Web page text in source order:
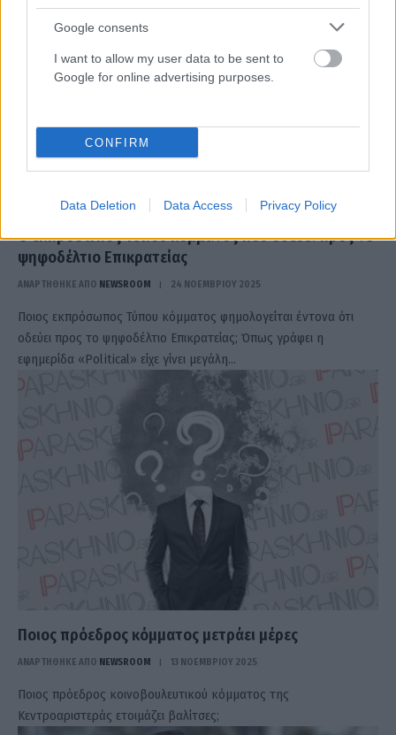
Google consents
I want to allow my user data to be sent to
Google for online advertising purposes.
CONFIRM
Data Deletion Data Access Privacy Policy
Ο εκπρόσωπος Τύπου κόμματος που οδεύει προς το
ψηφοδέλτιο Επικρατείας
ΑΝΑΡΤΗΘΗΚΕ ΑΠΟ NEWSROOM 24 ΝΟΕΜΒΡΊΟΥ 2025
Ποιος εκπρόσωπος Τύπου κόμματος φημολογείται έντονα ότι
οδεύει προς το ψηφοδέλτιο Επικρατείας; Όπως γράφει η
εφημερίδα «Political» είχε γίνει μεγάλη…
Ποιος πρόεδρος κόμματος μετράει μέρες
ΑΝΑΡΤΗΘΗΚΕ ΑΠΟ NEWSROOM 13 ΝΟΕΜΒΡΊΟΥ 2025
Ποιος πρόεδρος κοινοβουλευτικού κόμματος της
Κεντροαριστεράς ετοιμάζει βαλίτσες;